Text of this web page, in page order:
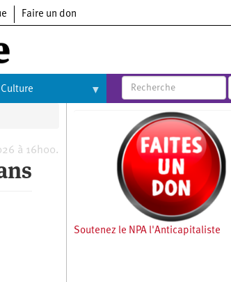
Faire un don
Culture
à 16h00.
Soutenez le NPA l'Anticapitaliste